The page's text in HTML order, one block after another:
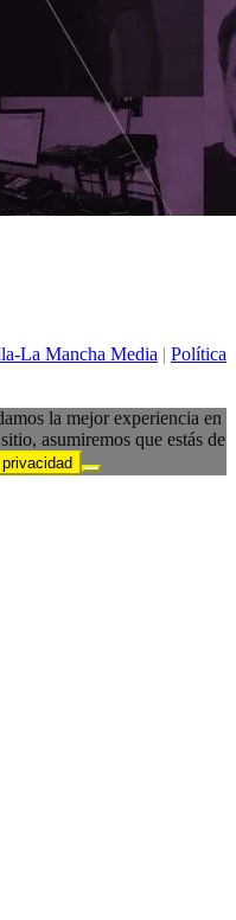
La Mancha Media | Política
la mejor experiencia en
asumiremos que estás de